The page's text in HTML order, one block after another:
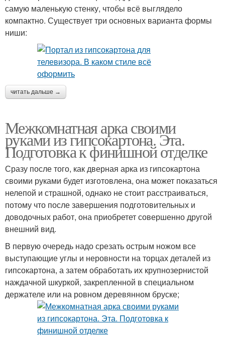
самую маленькую стенку, чтобы всё выглядело
компактно. Существует три основных варианта формы
ниши:
читать дальше →
Межкомнатная арка своими
руками из гипсокартона. Эта.
Подготовка к финишной отделке
Сразу после того, как дверная арка из гипсокартона
своими руками будет изготовлена, она может показаться
нелепой и страшной, однако не стоит расстраиваться,
потому что после завершения подготовительных и
доводочных работ, она приобретет совершенно другой
внешний вид.
В первую очередь надо срезать острым ножом все
выступающие углы и неровности на торцах деталей из
гипсокартона, а затем обработать их крупнозернистой
наждачной шкуркой, закрепленной в специальном
держателе или на ровном деревянном бруске;